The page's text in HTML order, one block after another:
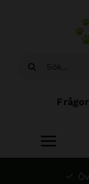
Sök
Toggle